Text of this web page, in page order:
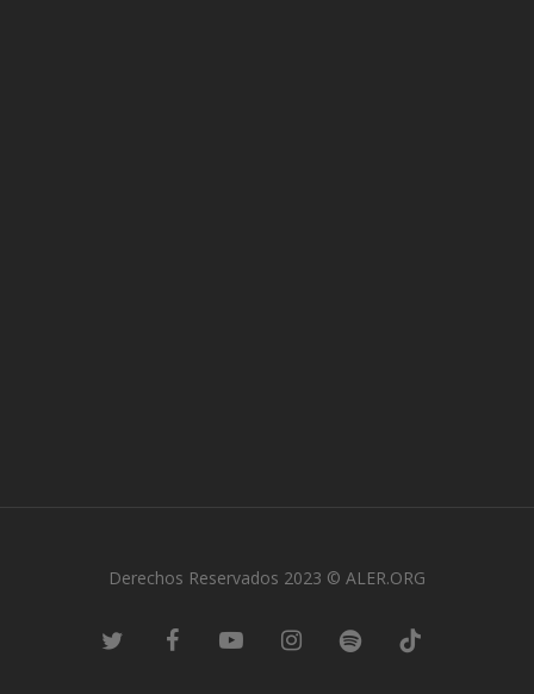
Derechos Reservados 2023 © ALER.ORG